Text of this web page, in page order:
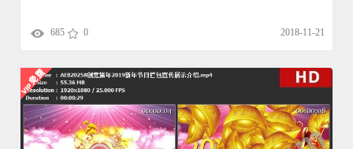
685 0 2018-11-21